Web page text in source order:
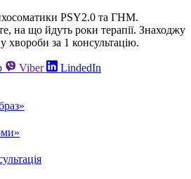
PSY2.0 та ГНМ.
на що йдуть роки терапії. Знаходжу
за 1 консультацію.
Viber LindedIn